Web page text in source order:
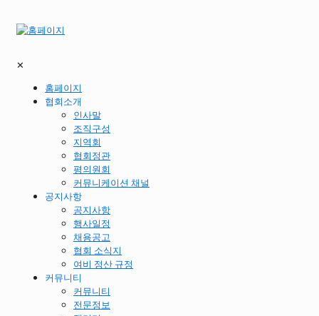
✕
홈페이지
협회소개
인사말
조직구성
지역회
협회정관
평의원회
커뮤니케이션 채널
공지사항
공지사항
행사일정
채용공고
협회 소식지
여비 정산 규정
커뮤니티
커뮤니티
전문정보